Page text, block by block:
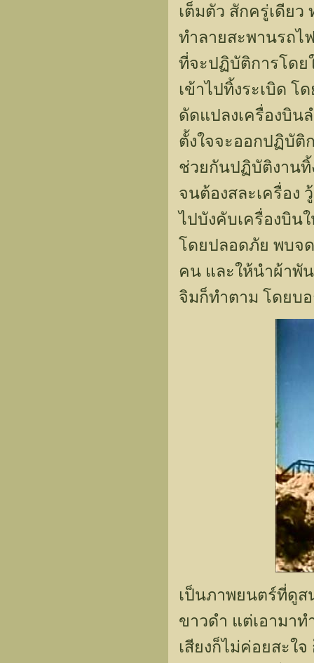
เต็มตัว สักครู่เดียว
ทำลายสะพานรถไ
ที่จะปฏิบัติการโดย
เข้าไปทิ้งระเบิด
ดัดแปลงเครื่องบิน
ตั้งใจจะออกปฏิบัติ
ช่วยกันปฏิบัติงานทิ้
จนต้องสละเครื่อง
ไปบังคับเครื่องบิน
โดยปลอดภัย พบจ
คน และให้นำผ้าพั
จิมก็ทำตาม โดยบ
เป็นภาพยนตร์ที่ดูส
ขาวดำ แต่เอามา
เสียงก็ไม่ค่อยสะใ